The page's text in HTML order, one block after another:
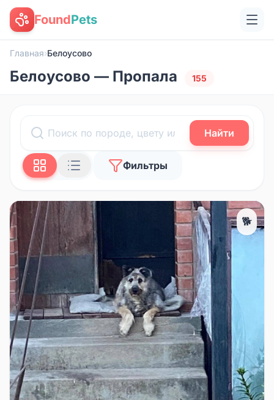
FoundPets
Главная›Белоусово
Белоусово — Пропала 155
Найти
Фильтры
🐕